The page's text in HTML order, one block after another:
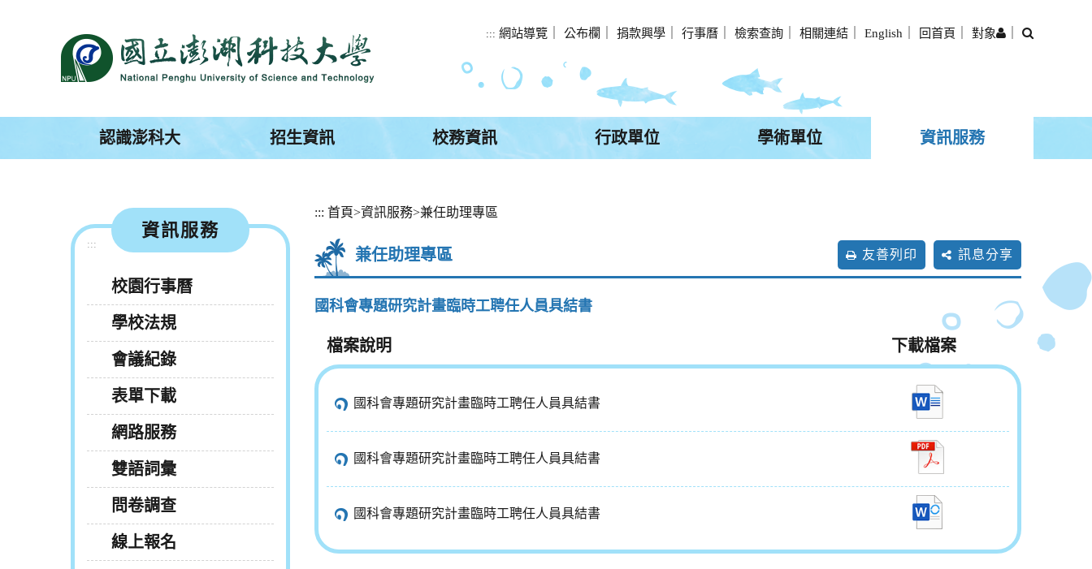
區
::: 網站導覽 公布欄 捐款興學 行事曆 檢索查詢 相關連結 English 回首頁 對象
認識澎科大 招生資訊 校務資訊 行政單位 學術單位 資訊服務
:::
資訊服務
校園行事曆
學校法規
會議紀錄
表單下載
網路服務
雙語詞彙
問卷調查
線上報名
::: 首頁>資訊服務>兼任助理專區
兼任助理專區 友善列印 訊息分享
國科會專題研究計畫臨時工聘任人員具結書
檔案說明 下載檔案
國科會專題研究計畫臨時工聘任人員具結書
國科會專題研究計畫臨時工聘任人員具結書
國科會專題研究計畫臨時工聘任人員具結書